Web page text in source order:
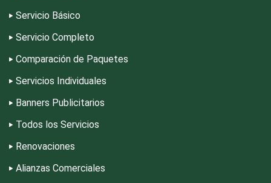
Dermatólogos
Desarrollo de Software
Desperdicios Industriales
Servicio Básico
Servicio Completo
Comparación de Paquetes
Servicios Individuales
Banners Publicitarios
Todos los Servicios
Renovaciones
Alianzas Comerciales